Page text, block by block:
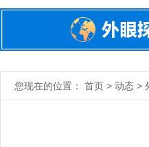
您现在的位置： 首页 > 动态 >